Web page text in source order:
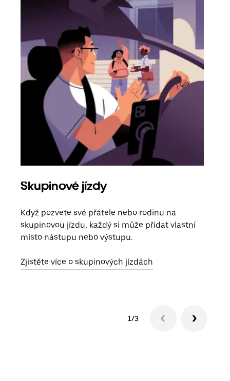
Skupinové jízdy
Když pozvete své přátele nebo rodinu na
skupinovou jízdu, každý si může přidat vlastní
místo nástupu nebo výstupu.
Zjistěte více o skupinových jízdách
1/3